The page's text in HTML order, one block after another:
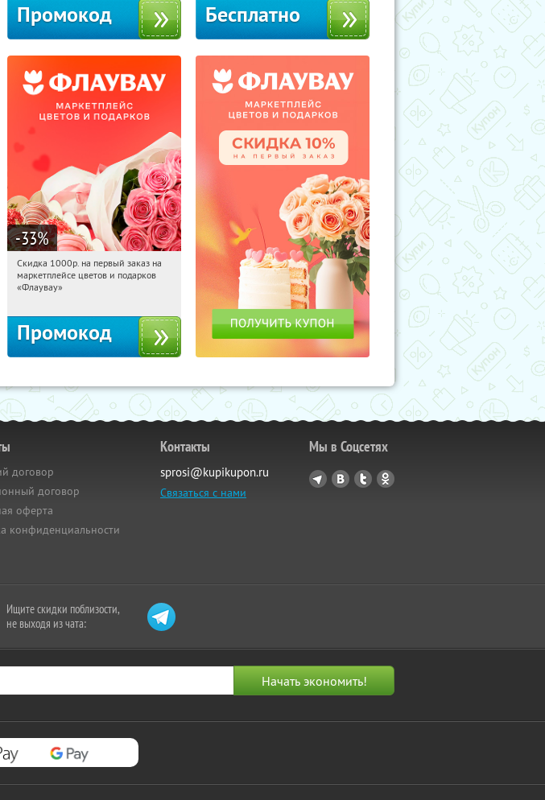
Промокод Бесплатно
-33%
08:50:16 Получили:
Россия
Скидка 1000р. на первый заказ на
маркетплейсе цветов и подарков
«Флаувау»
Промокод
договор
договор
оферта
конфиденциальности
Контакты
sprosi@kupikupon.ru
Связаться с нами
Мы в Соцсетях
Ищите скидки поблизости,
не выходя из чата: